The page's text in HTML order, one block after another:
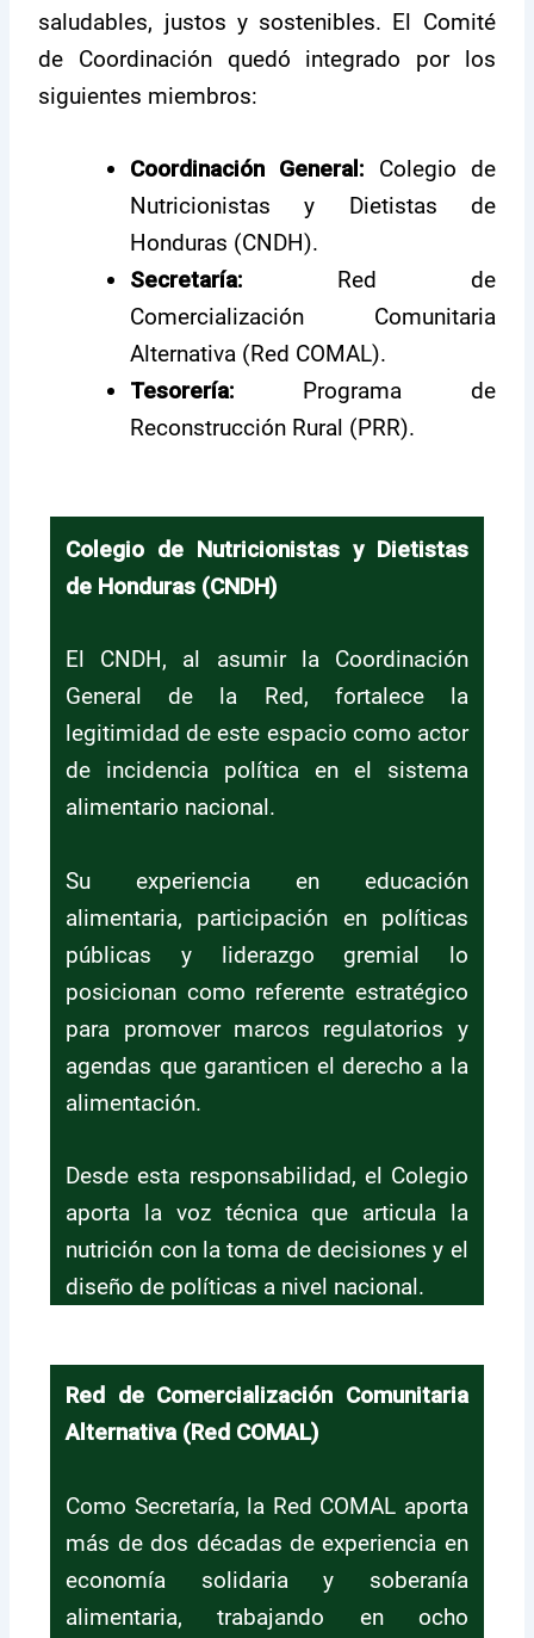
saludables, justos y sostenibles. El Comité
de Coordinación quedó integrado por los
siguientes miembros:
Coordinación General: Colegio de
Nutricionistas y Dietistas de
Honduras (CNDH).
Secretaría: Red de
Comercialización Comunitaria
Alternativa (Red COMAL).
Tesorería: Programa de
Reconstrucción Rural (PRR).
Colegio de Nutricionistas y Dietistas
de Honduras (CNDH)
El CNDH, al asumir la Coordinación
General de la Red, fortalece la
legitimidad de este espacio como actor
de incidencia política en el sistema
alimentario nacional.
Su experiencia en educación
alimentaria, participación en políticas
públicas y liderazgo gremial lo
posicionan como referente estratégico
para promover marcos regulatorios y
agendas que garanticen el derecho a la
alimentación.
Desde esta responsabilidad, el Colegio
aporta la voz técnica que articula la
nutrición con la toma de decisiones y el
diseño de políticas a nivel nacional.
Red de Comercialización Comunitaria
Alternativa (Red COMAL)
Como Secretaría, la Red COMAL aporta
más de dos décadas de experiencia en
economía solidaria y soberanía
alimentaria, trabajando en ocho